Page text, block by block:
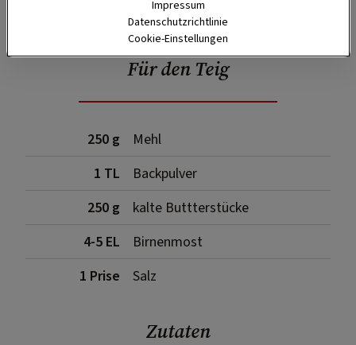
Für den Teig
250 g
Mehl
1 TL
Backpulver
250 g
kalte Buttterstücke
4-5 EL
Birnenmost
1 Prise
Salz
Zutaten
Impressum
Datenschutzrichtlinie
Cookie-Einstellungen